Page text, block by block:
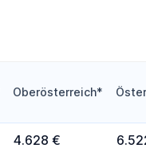
Oberösterreich*
4.628 €